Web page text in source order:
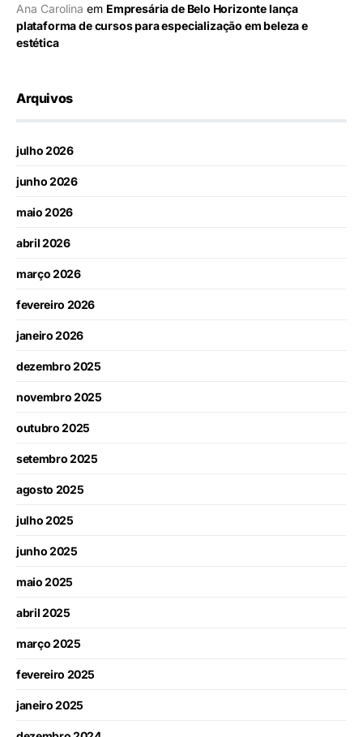
Ana Carolina em Empresária de Belo Horizonte lança
plataforma de cursos para especialização em beleza e
estética
Arquivos
julho 2026
junho 2026
maio 2026
abril 2026
março 2026
fevereiro 2026
janeiro 2026
dezembro 2025
novembro 2025
outubro 2025
setembro 2025
agosto 2025
julho 2025
junho 2025
maio 2025
abril 2025
março 2025
fevereiro 2025
janeiro 2025